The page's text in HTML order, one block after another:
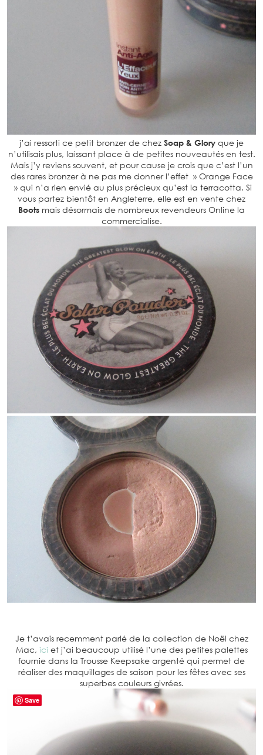
j’ai ressorti ce petit bronzer de chez Soap & Glory que je
n’utilisais plus, laissant place à de petites nouveautés en test.
Mais j’y reviens souvent, et pour cause je crois que c’est l’un
des rares bronzer à ne pas me donner l’effet » Orange Face
» qui n’a rien envié au plus précieux qu’est la terracotta. Si
vous partez bientôt en Angleterre, elle est en vente chez
Boots mais désormais de nombreux revendeurs Online la
commercialise.
Je t’avais recemment parlé de la collection de Noël chez
Mac, ici et j’ai beaucoup utilisé l’une des petites palettes
fournie dans la Trousse Keepsake argenté qui permet de
réaliser des maquillages de saison pour les fêtes avec ses
superbes couleurs givrées.
Save